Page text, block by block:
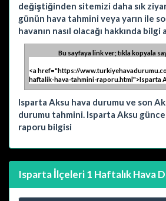
değiştiğinden sitemizi daha sık
günün hava tahmini veya yarın ile
havanın nasıl olacağı hakkında
Bu sayfaya link ver; tıkla kopyala
Isparta Aksu hava durumu ve son
durumu tahmini. Isparta Aksu
raporu bilgisi
Isparta İlçeleri 1 Haftalık Hava